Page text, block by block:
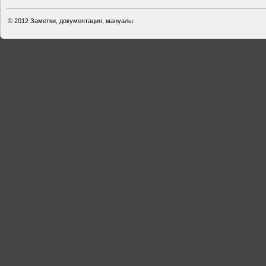
© 2012 Заметки, документация, мануалы.